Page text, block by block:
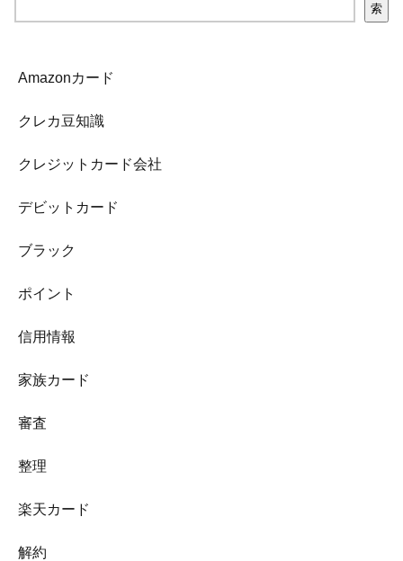
索
Amazonカード
クレカ豆知識
クレジットカード会社
デビットカード
ブラック
ポイント
信用情報
家族カード
審査
整理
楽天カード
解約